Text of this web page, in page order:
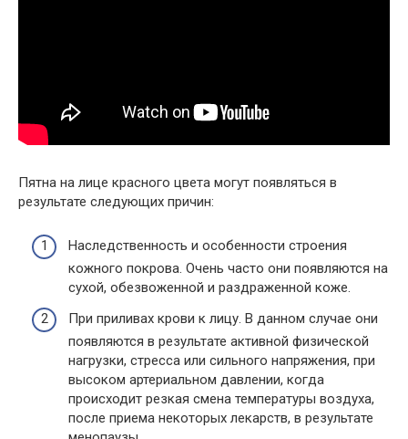
Пятна на лице красного цвета могут появляться в
результате следующих причин:
Наследственность и особенности строения
кожного покрова. Очень часто они появляются на
сухой, обезвоженной и раздраженной коже.
При приливах крови к лицу. В данном случае они
появляются в результате активной физической
нагрузки, стресса или сильного напряжения, при
высоком артериальном давлении, когда
происходит резкая смена температуры воздуха,
после приема некоторых лекарств, в результате